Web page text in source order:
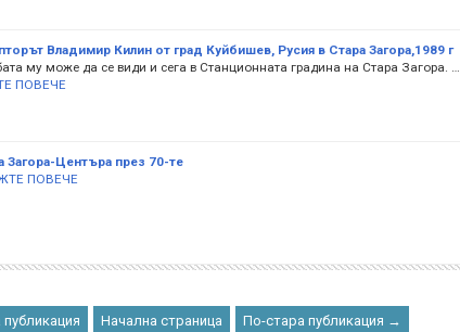
Владимир Килин от град Куйбишев, Русия в Стара Загора,1989 г
му може да се види и сега в Станционната градина на Стара Загора. …
ПОВЕЧЕ
Загора-Центъра през 70-те
ПОВЕЧЕ
Начална страница По-стара публикация →